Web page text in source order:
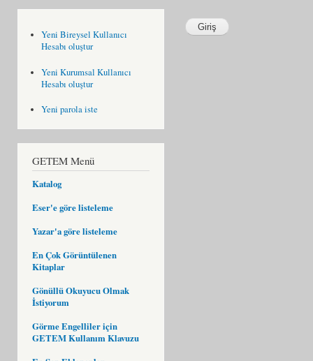
Yeni Bireysel Kullanıcı
Hesabı oluştur
Yeni Kurumsal Kullanıcı
Hesabı oluştur
Yeni parola iste
GETEM Menü
Katalog
Eser'e göre listeleme
Yazar'a göre listeleme
En Çok Görüntülenen
Kitaplar
Gönüllü Okuyucu Olmak
İstiyorum
Görme Engelliler için
GETEM Kullanım Klavuzu